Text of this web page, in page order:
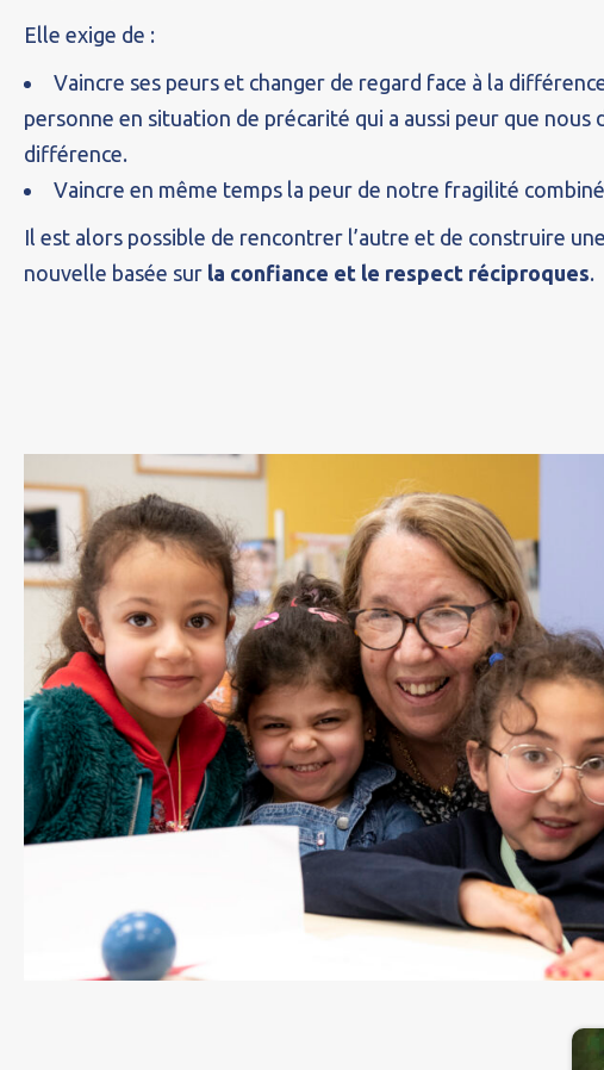
Elle exige de :
Vaincre ses peurs et changer de regard face à la
personne en situation de précarité qui a aussi peur que nous
différence.
Vaincre en même temps la peur de notre fragilité
Il est alors possible de rencontrer l’autre et de construire
nouvelle basée sur la confiance et le respect réciproques.